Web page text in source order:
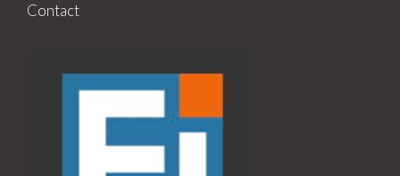
Contact